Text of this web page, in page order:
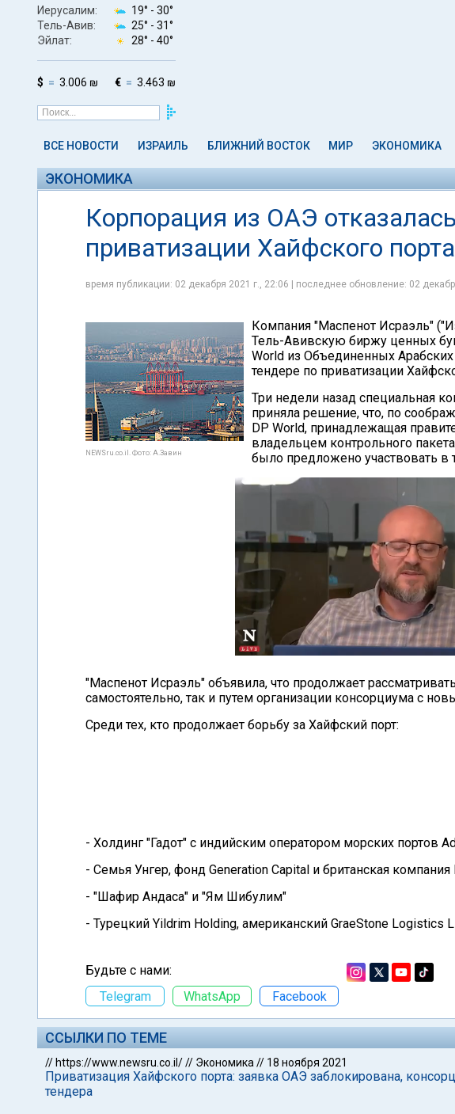
Иерусалим: 19° - 30°
Тель-Авив:
25° - 31°
Эйлат:
28° - 40°
$ 3.006 ₪ € 3.463 ₪
ВСЕ НОВОСТИ ИЗРАИЛЬ БЛИЖНИЙ ВОСТОК МИР ЭКОНОМИКА
ЭКОНОМИКА
Корпорация из ОАЭ
приватизации Хайфского порта
время публикации: 02 декабря 2021 г., 22:06 | последнее обновление: 02
NEWSru.co.il. Фото: А.Завин
Компания "Маспенот Исраэль"
Тель-Авивскую биржу ценных
World из Объединенных Арабских
тендере по приватизации
Три недели назад специальная
приняла решение, что, по
DP World, принадлежащая
владельцем контрольного
было предложено участвовать в
"Маспенот Исраэль" объявила, что продолжает
самостоятельно, так и путем организации консорциума с
Среди тех, кто продолжает борьбу за Хайфский порт:
- Холдинг "Гадот" с индийским оператором морских портов
- Семья Унгер, фонд Generation Capital и британская компания
- "Шафир Андаса" и "Ям Шибулим"
- Турецкий Yildrim Holding, американский GraeStone Logistics
Будьте с нами:
Telegram
WhatsApp Facebook
ССЫЛКИ ПО ТЕМЕ
// https://www.newsru.co.il/// Экономика // 18 ноября 2021
Приватизация Хайфского порта: заявка ОАЭ заблокирована,
тендера